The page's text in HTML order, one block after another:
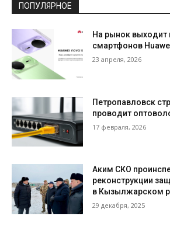
ПОПУЛЯРНОЕ
На рынок выходит
смартфонов
23 апреля, 2026
Петропавловск
проводит
17 февраля, 2026
Аким СКО
реконструкции
в Кызылжарском
29 декабря, 2025